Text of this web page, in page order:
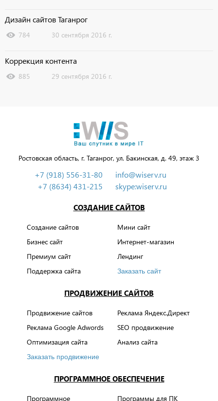
Дизайн сайтов Таганрог
784 30 сентября 2016 г.
Коррекция контента
885 29 сентября 2016 г.
Ростовская область, г. Таганрог, ул. Бакинская, д. 49, этаж 3
+7 (918) 556-31-80
+7 (8634) 431-215
info@wiserv.ru
skype:wiserv.ru
СОЗДАНИЕ САЙТОВ
Создание сайтов
Мини сайт
Бизнес сайт
Интернет-магазин
Премиум сайт
Лендинг
Поддержка сайта
Заказать сайт
ПРОДВИЖЕНИЕ САЙТОВ
Продвижение сайтов
Реклама Яндекс.Директ
Реклама Google Adwords
SEO продвижение
Оптимизация сайта
Анализ сайта
Заказать продвижение
ПРОГРАММНОЕ ОБЕСПЕЧЕНИЕ
Программное Программы для ПК